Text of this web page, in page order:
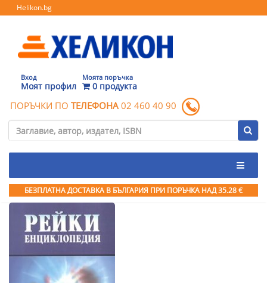
Helikon.bg
Вход
Моят профил
Моята поръчка
0 продукта
ПОРЪЧКИ ПО ТЕЛЕФОНА 02 460 40 90
БЕЗПЛАТНА ДОСТАВКА В БЪЛГАРИЯ ПРИ ПОРЪЧКА НАД 35.28 €